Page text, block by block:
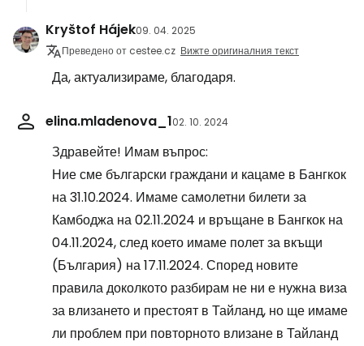
Kryštof Hájek09. 04. 2025
Преведено от cestee.cz Вижте оригиналния текст
Да, актуализираме, благодаря.
elina.mladenova_102. 10. 2024
Здравейте! Имам въпрос:
Ние сме български граждани и кацаме в Бангкок
на 31.10.2024. Имаме самолетни билети за
Камбоджа на 02.11.2024 и връщане в Бангкок на
04.11.2024, след което имаме полет за вкъщи
(България) на 17.11.2024. Според новите
правила доколкото разбирам не ни е нужна виза
за влизането и престоят в Тайланд, но ще имаме
ли проблем при повторното влизане в Тайланд